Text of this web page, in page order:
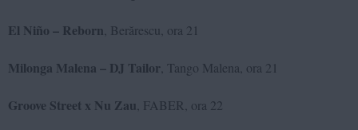
El Niño – Reborn , Berărescu, ora 21
Milonga Malena – DJ Tailor , Tango Malena, ora 21
Groove Street x Nu Zau , FABER, ora 22